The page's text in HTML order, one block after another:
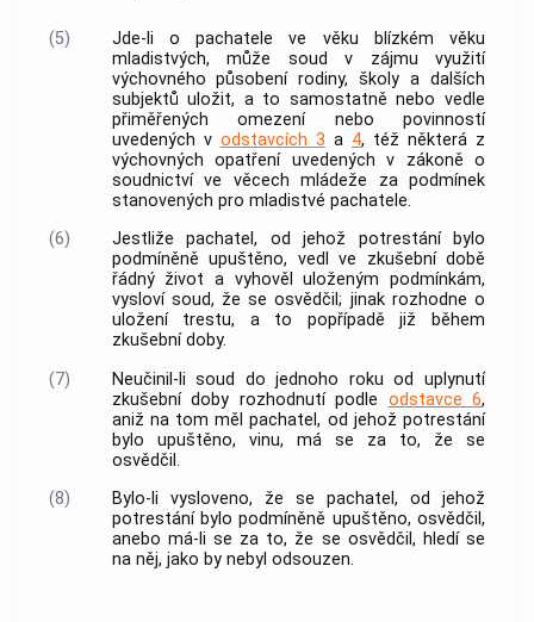
(5)
Jde-li o pachatele ve věku blízkém věku
mladistvých, může soud v zájmu využití
výchovného působení rodiny, školy a dalších
subjektů uložit, a to samostatně nebo vedle
přiměřených omezení nebo povinností
uvedených v odstavcích 3 a 4, též některá z
výchovných opatření uvedených v zákoně o
soudnictví ve věcech mládeže za podmínek
stanovených pro mladistvé pachatele.
(6)
Jestliže pachatel, od jehož potrestání bylo
podmíněně upuštěno, vedl ve zkušební době
řádný život a vyhověl uloženým podmínkám,
vysloví soud, že se osvědčil; jinak rozhodne o
uložení trestu, a to popřípadě již během
zkušební doby.
(7)
Neučinil-li soud do jednoho roku od uplynutí
zkušební doby rozhodnutí podle odstavce 6,
aniž na tom měl pachatel, od jehož potrestání
bylo upuštěno, vinu, má se za to, že se
osvědčil.
(8)
Bylo-li vysloveno, že se pachatel, od jehož
potrestání bylo podmíněně upuštěno, osvědčil,
anebo má-li se za to, že se osvědčil, hledí se
na něj, jako by nebyl odsouzen.